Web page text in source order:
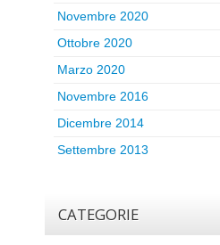
Novembre 2020
Ottobre 2020
Marzo 2020
Novembre 2016
Dicembre 2014
Settembre 2013
CATEGORIE